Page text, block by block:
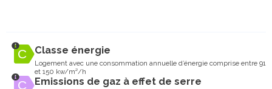
Classe énergie
Logement avec une consommation annuelle d’énergie comprise entre 91
et 150 kw/m²/h
Emissions de gaz à effet de serre